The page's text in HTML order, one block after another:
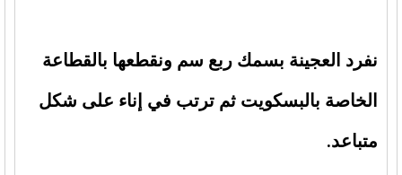
نفرد العجينة بسمك ربع سم ونقطعها بالقطاعة
الخاصة بالبسكويت ثم ترتب في إناء على شكل
متباعد.